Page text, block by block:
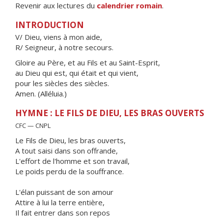
Revenir aux lectures du calendrier romain.
INTRODUCTION
V/ Dieu, viens à mon aide,
R/ Seigneur, à notre secours.
Gloire au Père, et au Fils et au Saint-Esprit,
au Dieu qui est, qui était et qui vient,
pour les siècles des siècles.
Amen. (Alléluia.)
HYMNE : LE FILS DE DIEU, LES BRAS OUVERTS
CFC — CNPL
Le Fils de Dieu, les bras ouverts,
A tout saisi dans son offrande,
L'effort de l'homme et son travail,
Le poids perdu de la souffrance.
L'élan puissant de son amour
Attire à lui la terre entière,
Il fait entrer dans son repos